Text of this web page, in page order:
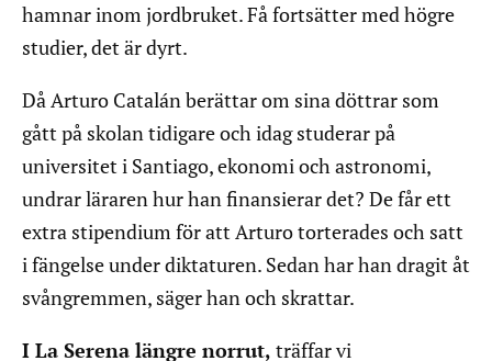
hamnar inom jordbruket. Få fortsätter med högre
studier, det är dyrt.
Då Arturo Catalán berättar om sina döttrar som
gått på skolan tidigare och idag studerar på
universitet i Santiago, ekonomi och astronomi,
undrar läraren hur han finansierar det? De får ett
extra stipendium för att Arturo torterades och satt
i fängelse under diktaturen. Sedan har han dragit åt
svångremmen, säger han och skrattar.
I La Serena längre norrut, träffar vi